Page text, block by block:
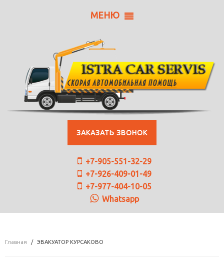
МЕНЮ
ЗАКАЗАТЬ ЗВОНОК
+7-905-551-32-29
+7-926-409-01-49
+7-977-404-10-05
Whatsapp
Главная ЭВАКУАТОР КУРСАКОВО